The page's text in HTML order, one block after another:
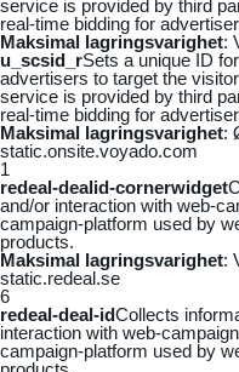
service is provided by third
real-time bidding for
Maksimal lagringsvarighet:
u_scsid_rSets a unique ID
advertisers to target the
service is provided by third
real-time bidding for
Maksimal lagringsvarighet:
static.onsite.voyado.com
1
redeal-dealid-cornerwidget
and/or interaction with web-
campaign-platform used by
products.
Maksimal lagringsvarighet:
static.redeal.se
6
redeal-deal-idCollects
interaction with web-
campaign-platform used by